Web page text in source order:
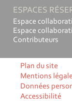
ESPACES
Espace
Espace
Contributeurs
Plan du site
Mentions
Données
Accessibilité